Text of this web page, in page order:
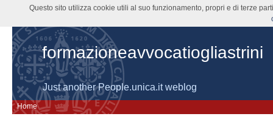
formazioneavvocatiogliastrini
Just another People.unica.it weblog
Home
Questo sito utilizza cookie utili al suo funzionamento, propri e di terze